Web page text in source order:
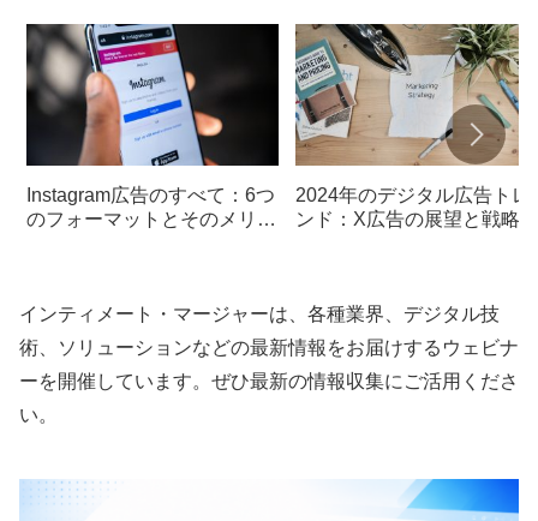
Instagram広告のすべて：6つ
のフォーマットとそのメリッ
2024年のデジタル広告トレ
ンド：X広告の展望と戦略
インティメート・マージャーは、各種業界、デジタル技
術、ソリューションなどの最新情報をお届けするウェビナ
ーを開催しています。ぜひ最新の情報収集にご活用くださ
い。